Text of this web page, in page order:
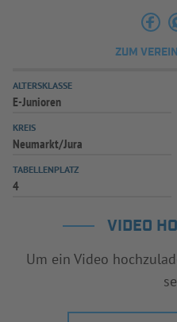
ZUM
ALTERSKLASSE
E-Junioren
KREIS
Neumarkt/Jura
TABELLENPLATZ
4
VIDEO
Um ein Video